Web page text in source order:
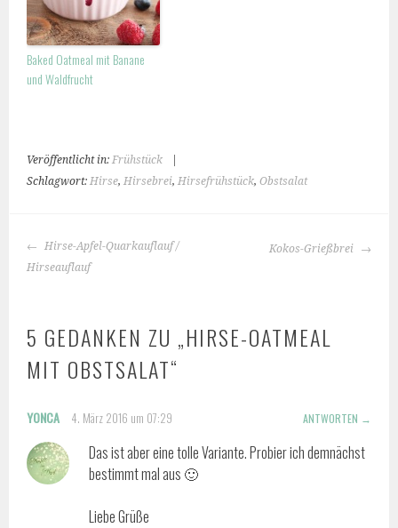
Baked Oatmeal mit Banane
und Waldfrucht
Veröffentlicht in:Frühstück
Schlagwort:Hirse,Hirsebrei,Hirsefrühstück,Obstsalat
BEITRAGS-
NAVIGATION
Hirse-Apfel-Quarkauflauf /
Hirseauflauf
Kokos-Grießbrei
5 GEDANKEN ZU „HIRSE-OATMEAL
MIT OBSTSALAT“
YONCA 4. März 2016 um 07:29 ANTWORTEN
Das ist aber eine tolle Variante. Probier ich demnächst
bestimmt mal aus 🙂
Liebe Grüße